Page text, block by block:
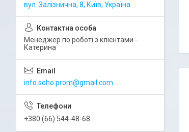
вул. Залізнична, 8, Київ, Україна
Менеджер по роботі з клієнтами -
Катерина
info.soho.prom@gmail.com
+380 (66) 544-48-68